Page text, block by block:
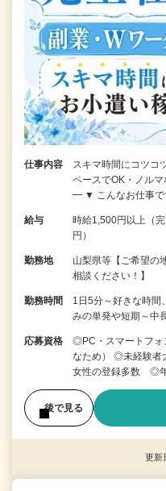
仕事内容
スキマ時間にコツコ
ペースでOK・
━ ▼ こんなお仕
給与
時給1,500円以上（
円）
勤務地
山梨県等【ご希望の
相談ください！】
勤務時間
1日5分～好きな時
みの単発や短期～中
応募資格
◎PC・スマートフォ
なため） ◎未経験者
女性の登録多数 ◎
後で見る
更新